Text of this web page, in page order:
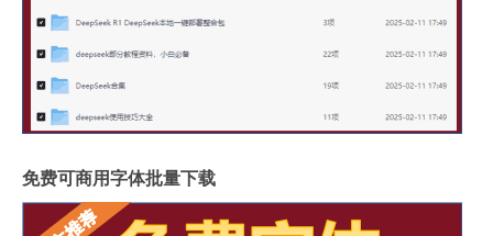
免费可商用字体批量下载